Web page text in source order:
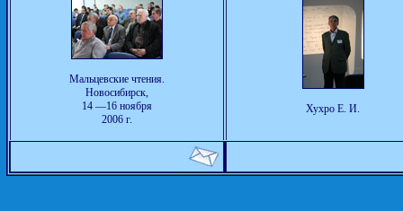
Мальцевские чтения.
Новосибирск,
14 —16 ноября
2006 г.
Хухро Е. И.